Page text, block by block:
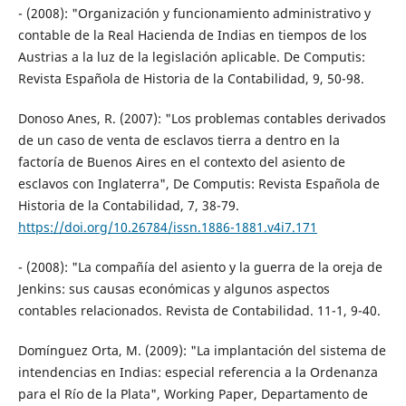
- (2008): "Organización y funcionamiento administrativo y
contable de la Real Hacienda de Indias en tiempos de los
Austrias a la luz de la legislación aplicable. De Computis:
Revista Española de Historia de la Contabilidad, 9, 50-98.
Donoso Anes, R. (2007): "Los problemas contables derivados
de un caso de venta de esclavos tierra a dentro en la
factoría de Buenos Aires en el contexto del asiento de
esclavos con Inglaterra", De Computis: Revista Española de
Historia de la Contabilidad, 7, 38-79.
https://doi.org/10.26784/issn.1886-1881.v4i7.171
- (2008): "La compañía del asiento y la guerra de la oreja de
Jenkins: sus causas económicas y algunos aspectos
contables relacionados. Revista de Contabilidad. 11-1, 9-40.
Domínguez Orta, M. (2009): "La implantación del sistema de
intendencias en Indias: especial referencia a la Ordenanza
para el Río de la Plata", Working Paper, Departamento de